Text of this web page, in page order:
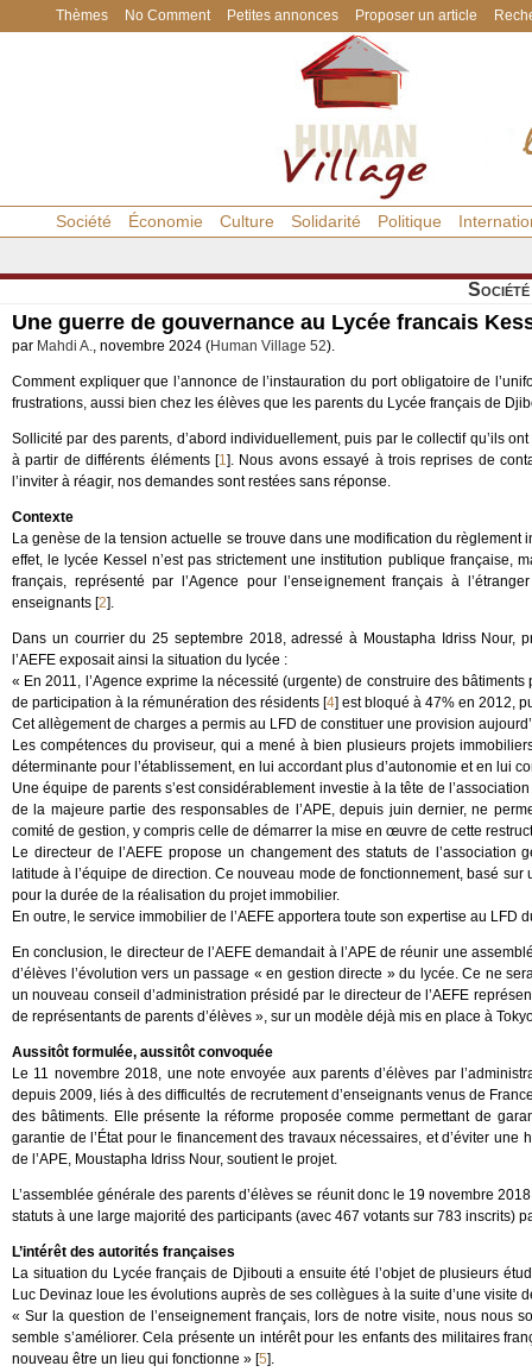
Thèmes No Comment Petites annonces Proposer un article
Société Économie Culture Solidarité Politique
Société
Une guerre de gouvernance au Lycée francais
par Mahdi A., novembre 2024 (Human Village 52).
Comment expliquer que l’annonce de l’instauration du port obligatoire de
frustrations, aussi bien chez les élèves que les parents du Lycée français de
Sollicité par des parents, d’abord individuellement, puis par le collectif qu’ils
à partir de différents éléments[1]. Nous avons essayé à trois reprises de
l’inviter à réagir, nos demandes sont restées sans réponse.
Contexte
La genèse de la tension actuelle se trouve dans une modification du règlement
effet, le lycée Kessel n’est pas strictement une institution publique française,
français, représenté par l’Agence pour l’enseignement français à
enseignants [2].
Dans un courrier du 25 septembre 2018, adressé à Moustapha Idriss Nour,
l’AEFE exposait ainsi la situation du lycée :
« En 2011, l’Agence exprime la nécessité (urgente) de construire des
de participation à la rémunération des résidents [4] est bloqué à 47% en 2012,
Cet allègement de charges a permis au LFD de constituer une provision
Les compétences du proviseur, qui a mené à bien plusieurs projets
déterminante pour l’établissement, en lui accordant plus d’autonomie et en lui
Une équipe de parents s’est considérablement investie à la tête de
de la majeure partie des responsables de l’APE, depuis juin dernier, ne
comité de gestion, y compris celle de démarrer la mise en œuvre de cette
Le directeur de l’AEFE propose un changement des statuts de
latitude à l’équipe de direction. Ce nouveau mode de fonctionnement, basé
pour la durée de la réalisation du projet immobilier.
En outre, le service immobilier de l’AEFE apportera toute son expertise au LFD
En conclusion, le directeur de l’AEFE demandait à l’APE de réunir une
d’élèves l’évolution vers un passage « en gestion directe » du lycée. Ce ne
un nouveau conseil d’administration présidé par le directeur de l’AEFE
de représentants de parents d’élèves », sur un modèle déjà mis en place à
Aussitôt formulée, aussitôt convoquée
Le 11 novembre 2018, une note envoyée aux parents d’élèves par
depuis 2009, liés à des difficultés de recrutement d’enseignants venus de
des bâtiments. Elle présente la réforme proposée comme permettant de
garantie de l’État pour le financement des travaux nécessaires, et d’éviter
de l’APE, Moustapha Idriss Nour, soutient le projet.
L’assemblée générale des parents d’élèves se réunit donc le 19 novembre
statuts à une large majorité des participants (avec 467 votants sur 783 inscrits)
L’intérêt des autorités françaises
La situation du Lycée français de Djibouti a ensuite été l’objet de plusieurs
Luc Devinaz loue les évolutions auprès de ses collègues à la suite d’une visite
« Sur la question de l’enseignement français, lors de notre visite, nous nous
semble s’améliorer. Cela présente un intérêt pour les enfants des militaires
nouveau être un lieu qui fonctionne » [5].